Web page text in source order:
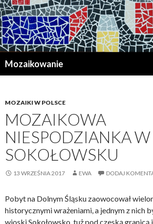
Mozaikowanie
MOZAIKI W POLSCE
MOZAIKOWA
NIESPODZIANKA W
SOKOŁOWSKU
13 WRZEŚNIA 2017 EWA DODAJ
Pobyt na Dolnym Śląsku zaowocował
historycznymi wrażeniami, a jednym z nich
wioski Sokołowsko, tuż pod czeską granicą